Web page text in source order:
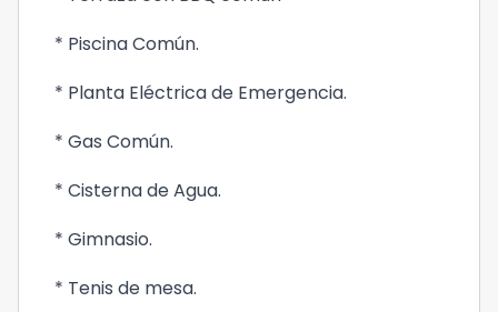
* Piscina Común.
* Planta Eléctrica de Emergencia.
* Gas Común.
* Cisterna de Agua.
* Gimnasio.
* Tenis de mesa.